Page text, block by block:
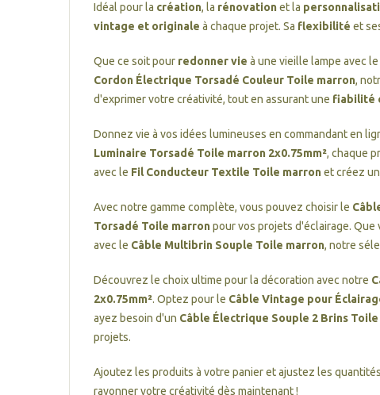
Idéal pour la création, la rénovationet la
vintage et originale à chaque projet. Sa flexibilité et
Que ce soit pour redonner vie à une vieille lampe avec le
Cordon Électrique Torsadé Couleur Toile marron,
d'exprimer votre créativité, tout en assurant une fiabilité
Donnez vie à vos idées lumineuses en commandant en
Luminaire Torsadé Toile marron 2x0.75mm², chaque
avec le Fil Conducteur Textile Toile marronet créez
Avec notre gamme complète, vous pouvez choisir le
Torsadé Toile marronpour vos projets d'éclairage.
avec le Câble Multibrin Souple Toile marron, notre
Découvrez le choix ultime pour la décoration avec notre
2x0.75mm². Optez pour le Câble Vintage pour
ayez besoin d'un Câble Électrique Souple 2 Brins
projets.
Ajoutez les produits à votre panier et ajustez les
rayonner votre créativité dès maintenant !